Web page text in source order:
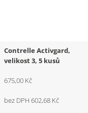
Contrelle Activgard,
velikost 3, 5 kusů
675,00 Kč
bez DPH 602,68 Kč